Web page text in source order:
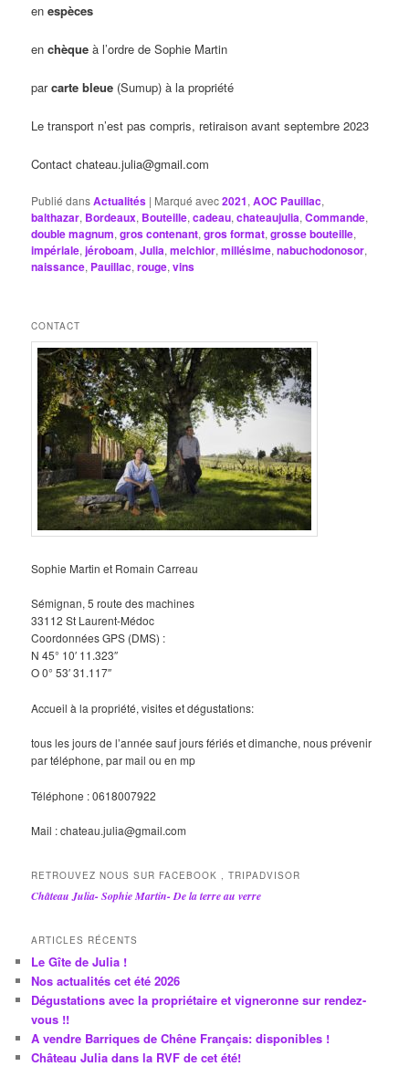
enespèces
en chèque à l’ordre de Sophie Martin
parcarte bleue (Sumup) à la propriété
Le transport n’est pas compris, retiraison avant septembre 2023
Contact chateau.julia@gmail.com
Publié dansActualités | Marqué avec2021,AOC Pauillac,
balthazar, Bordeaux, Bouteille,cadeau,chateaujulia,Commande,
double magnum,gros contenant,gros format,grosse bouteille,
impériale,jéroboam,Julia,melchior,millésime,nabuchodonosor,
naissance, Pauillac,rouge,vins
CONTACT
Sophie Martin et Romain Carreau
Sémignan, 5 route des machines
33112 St Laurent-Médoc
Coordonnées GPS (DMS) :
N 45° 10′ 11.323″
O 0° 53′ 31.117″
Accueil à la propriété, visites et dégustations:
tous les jours de l’année sauf jours fériés et dimanche, nous prévenir
par téléphone, par mail ou en mp
Téléphone : 0618007922
Mail : chateau.julia@gmail.com
RETROUVEZ NOUS SUR FACEBOOK , TRIPADVISOR
Château Julia- Sophie Martin- De la terre au verre
ARTICLES RÉCENTS
Le Gîte de Julia !
Nos actualités cet été 2026
Dégustations avec la propriétaire et vigneronne sur rendez-
vous !!
A vendre Barriques de Chêne Français: disponibles !
Château Julia dans la RVF de cet été!